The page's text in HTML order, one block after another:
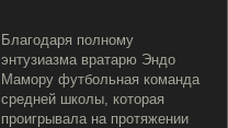
Благодаря полному
энтузиазма вратарю Эндо
Мамору футбольная команда
средней школы, которая
проигрывала на протяжении